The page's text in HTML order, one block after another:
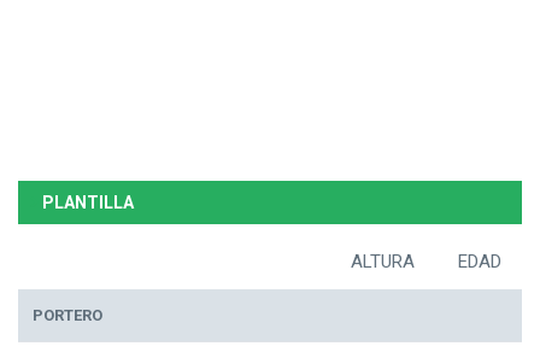
PLANTILLA
ALTURA EDAD
PORTERO